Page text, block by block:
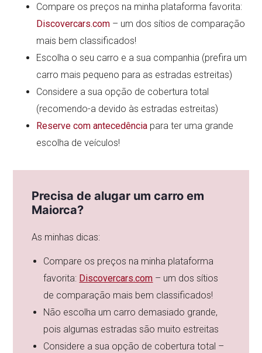
Compare os preços na minha plataforma favorita:
Discovercars.com – um dos sítios de comparação
mais bem classificados!
Escolha o seu carro e a sua companhia (prefira um
carro mais pequeno para as estradas estreitas)
Considere a sua opção de cobertura total
(recomendo-a devido às estradas estreitas)
Reserve com antecedência para ter uma grande
escolha de veículos!
Precisa de alugar um carro em
Maiorca?
As minhas dicas:
Compare os preços na minha plataforma
favorita: Discovercars.com – um dos sítios
de comparação mais bem classificados!
Não escolha um carro demasiado grande,
pois algumas estradas são muito estreitas
Considere a sua opção de cobertura total –